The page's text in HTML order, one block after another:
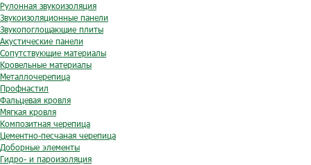
Рулонная звукоизоляция
Звукоизоляционные панели
Звукопоглощающие плиты
Акустические панели
Сопутствующие материалы
Кровельные материалы
Металлочерепица
Профнастил
Фальцевая кровля
Мягкая кровля
Композитная черепица
Цементно-песчаная черепица
Доборные элементы
Гидро- и пароизоляция